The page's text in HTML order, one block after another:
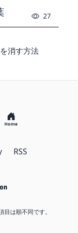
27
消す方法
Home
RSS
は順不同です。